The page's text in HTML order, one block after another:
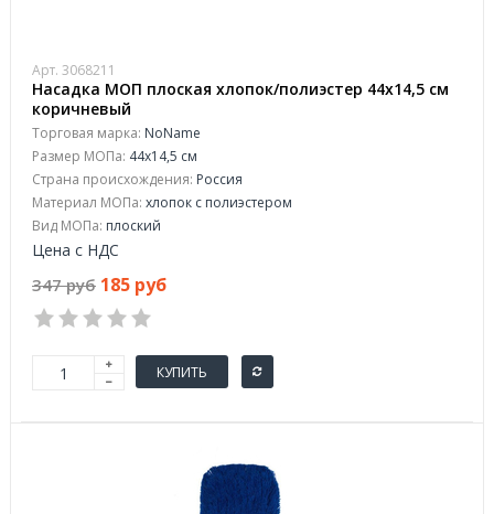
Арт. 3068211
Насадка МОП плоская хлопок/полиэстер 44x14,5 см
коричневый
Торговая марка: NoName
Размер МОПа: 44x14,5 см
Страна происхождения: Россия
Материал МОПа: хлопок с полиэстером
Вид МОПа: плоский
Цена с НДС
347 руб 185 руб
КУПИТЬ